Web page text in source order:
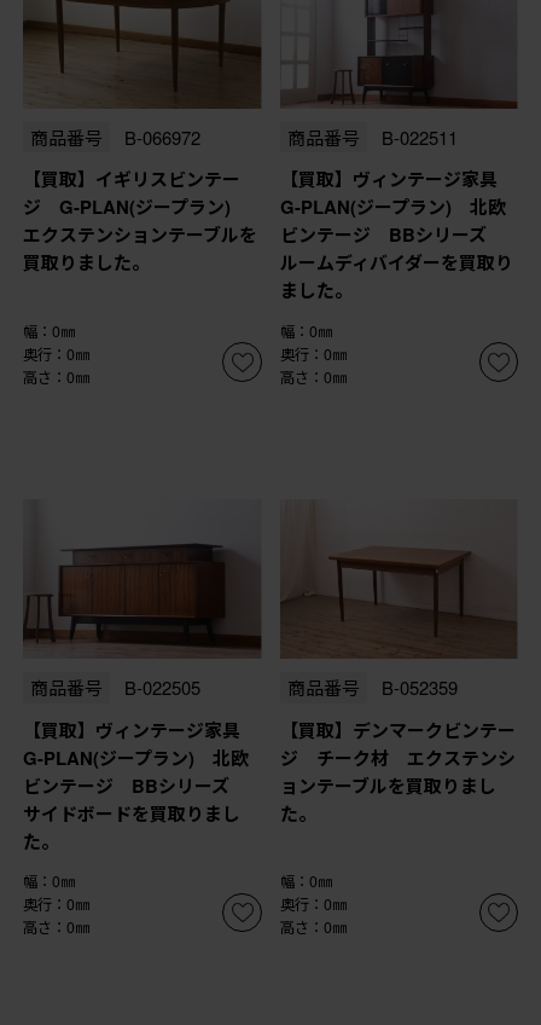
商品番号 B-066972
【買取】イギリスビンテー
ジ G-PLAN(ジープラン)
エクステンションテーブルを
買取りました。
幅：0㎜
奥行：0㎜
高さ：0㎜
商品番号 B-022511
【買取】ヴィンテージ家具
G-PLAN(ジープラン) 北欧
ビンテージ BBシリーズ
ルームディバイダーを買取り
ました。
幅：0㎜
奥行：0㎜
高さ：0㎜
商品番号 B-022505
【買取】ヴィンテージ家具
G-PLAN(ジープラン) 北欧
ビンテージ BBシリーズ
サイドボードを買取りまし
た。
幅：0㎜
奥行：0㎜
高さ：0㎜
商品番号 B-052359
【買取】デンマークビンテー
ジ チーク材 エクステンシ
ョンテーブルを買取りまし
た。
幅：0㎜
奥行：0㎜
高さ：0㎜